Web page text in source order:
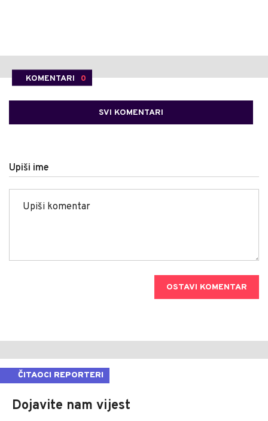
KOMENTARI 0
SVI KOMENTARI
Upiši ime
OSTAVI KOMENTAR
ČITAOCI REPORTERI
Dojavite nam vijest